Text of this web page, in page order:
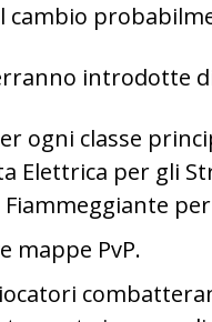
cambio
introdotte
ogni classe
Elettrica per gli
mappe PvP.